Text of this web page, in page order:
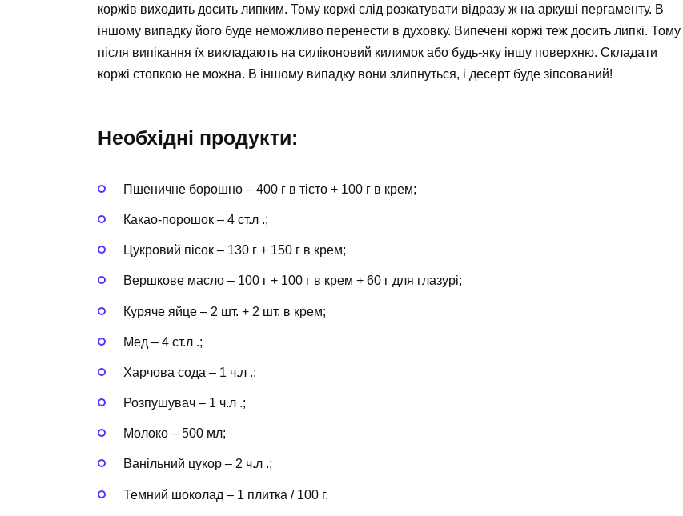
коржів виходить досить липким. Тому коржі слід розкатувати відразу ж на аркуші пергаменту. В
іншому випадку його буде неможливо перенести в духовку. Випечені коржі теж досить липкі. Тому
після випікання їх викладають на силіконовий килимок або будь-яку іншу поверхню. Складати
коржі стопкою не можна. В іншому випадку вони злипнуться, і десерт буде зіпсований!
Необхідні продукти:
Пшеничне борошно – 400 г в тісто + 100 г в крем;
Какао-порошок – 4 ст.л .;
Цукровий пісок – 130 г + 150 г в крем;
Вершкове масло – 100 г + 100 г в крем + 60 г для глазурі;
Куряче яйце – 2 шт. + 2 шт. в крем;
Мед – 4 ст.л .;
Харчова сода – 1 ч.л .;
Розпушувач – 1 ч.л .;
Молоко – 500 мл;
Ванільний цукор – 2 ч.л .;
Темний шоколад – 1 плитка / 100 г.